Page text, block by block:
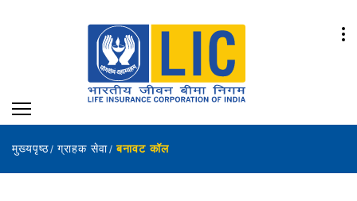
मुख्यपृष्ठ ग्राहक सेवा बनावट कॉल